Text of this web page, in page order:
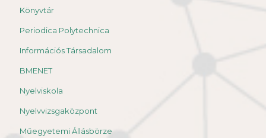
Könyvtár
Periodica Polytechnica
Információs Társadalom
BMENET
Nyelviskola
Nyelvvizsgaközpont
Műegyetemi Állásbörze